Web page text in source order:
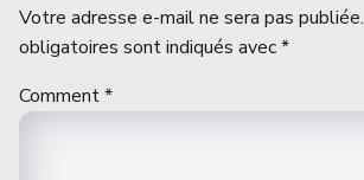
Votre adresse e-mail ne sera pas publiée.
obligatoires sont indiqués avec*
Comment*